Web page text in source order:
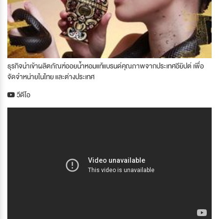
ธุรกิจนำเข้าผลิตภัณฑ์ออยน้ำหอมแท้แบรนด์คุณภาพจากประเทศอียิปต์ เพื่อ
จัดจำหน่ายในไทย และต่างประเทศ
วีดีโอ